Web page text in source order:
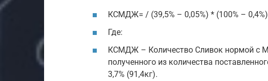
КСМДЖ= / (39,5% – 0,05%) * (100% – 0,4%)
Где:
КСМДЖ – Количество Сливок нормой с
полученного из количества
3,7% (91,4кг).